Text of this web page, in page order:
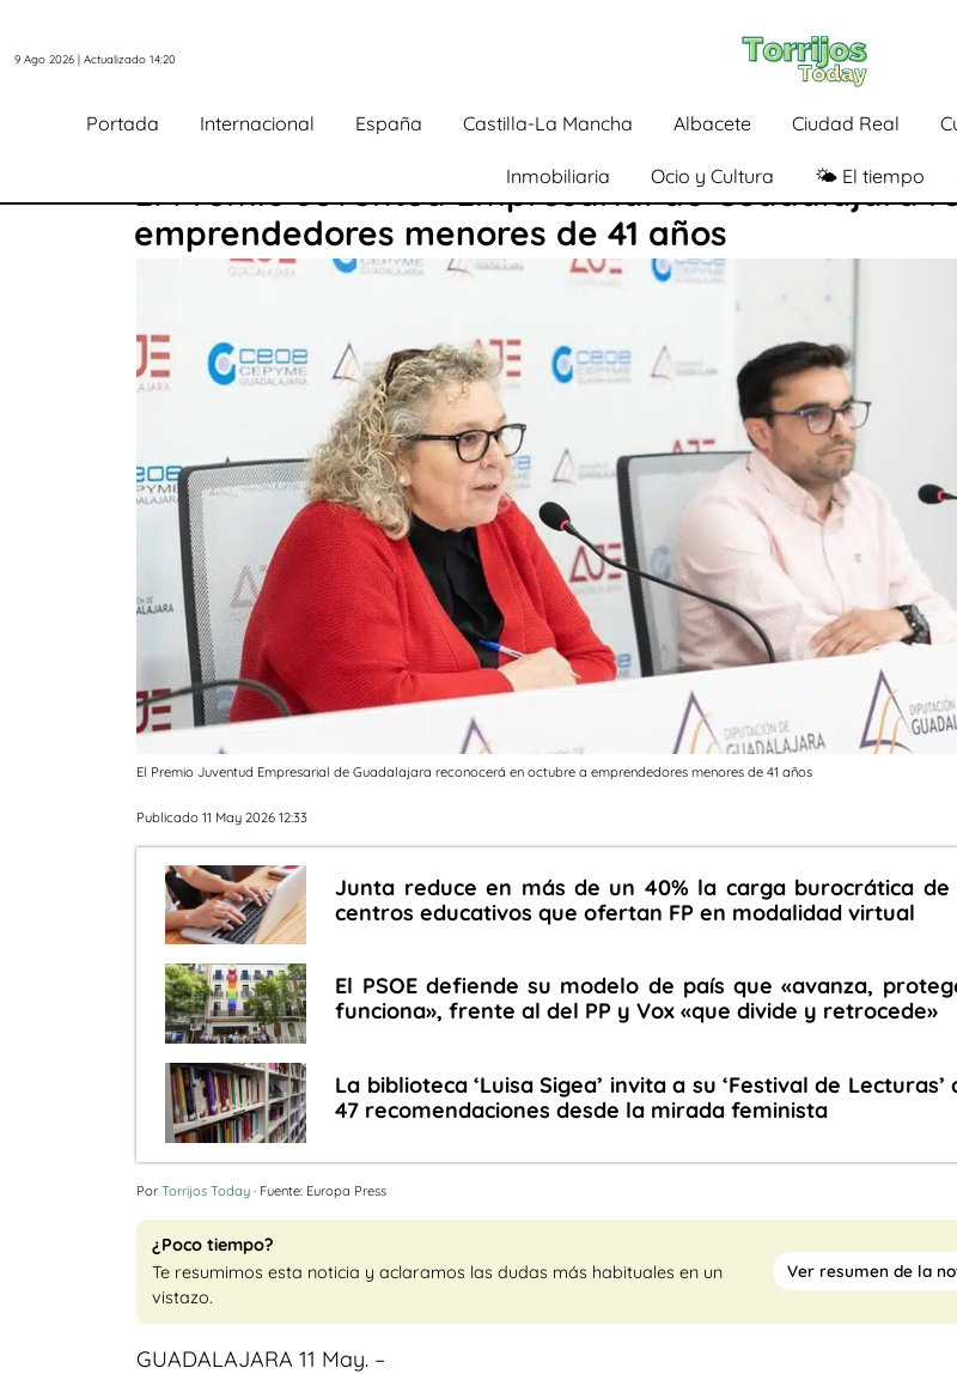
9 Ago 2026 | Actualizado 14:20
Portada Internacional España Castilla-La Mancha Albacete Ciudad Real
Inmobiliaria Ocio y Cultura 🌤️ El tiempo
El Premio Juventud Empresarial de Guadalajara
emprendedores menores de 41 años
El Premio Juventud Empresarial de Guadalajara reconocerá en octubre a emprendedores menores de 41 años
Publicado 11 May 2026 12:33
Junta reduce en más de un 40% la carga burocrática de
centros educativos que ofertan FP en modalidad virtual
El PSOE defiende su modelo de país que «avanza,
funciona», frente al del PP y Vox «que divide y retrocede»
La biblioteca ‘Luisa Sigea’ invita a su ‘Festival de Lecturas’
47 recomendaciones desde la mirada feminista
Por Torrijos Today · Fuente: Europa Press
¿Poco tiempo?
Te resumimos esta noticia y aclaramos las dudas más habituales en un
vistazo.
Ver resumen de la
GUADALAJARA 11 May. –